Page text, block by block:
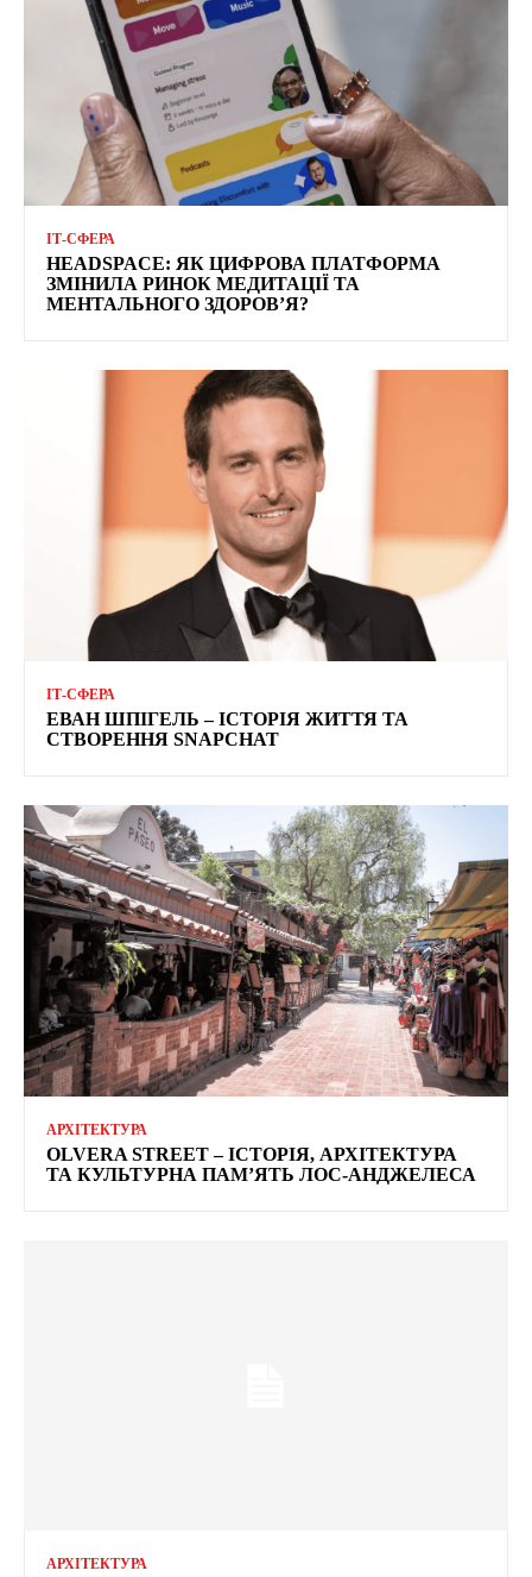
ІТ-СФЕРА
HEADSPACE: ЯК ЦИФРОВА ПЛАТФОРМА
ЗМІНИЛА РИНОК МЕДИТАЦІЇ ТА
МЕНТАЛЬНОГО ЗДОРОВ’Я?
ІТ-СФЕРА
ЕВАН ШПІГЕЛЬ – ІСТОРІЯ ЖИТТЯ ТА
СТВОРЕННЯ SNAPCHAT
АРХІТЕКТУРА
OLVERA STREET – ІСТОРІЯ, АРХІТЕКТУРА
ТА КУЛЬТУРНА ПАМ’ЯТЬ ЛОС-АНДЖЕЛЕСА
АРХІТЕКТУРА